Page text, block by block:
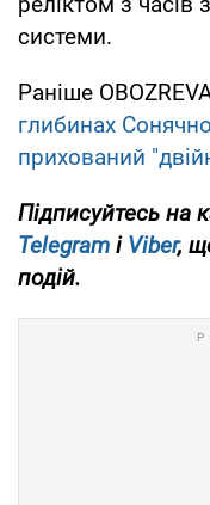
системи.
Раніше
глибинах
прихований
Підписуйтесь на
Telegram і Viber,
подій.